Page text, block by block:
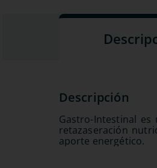
Gastro-Intestinal
retazaseración
aporte energético.